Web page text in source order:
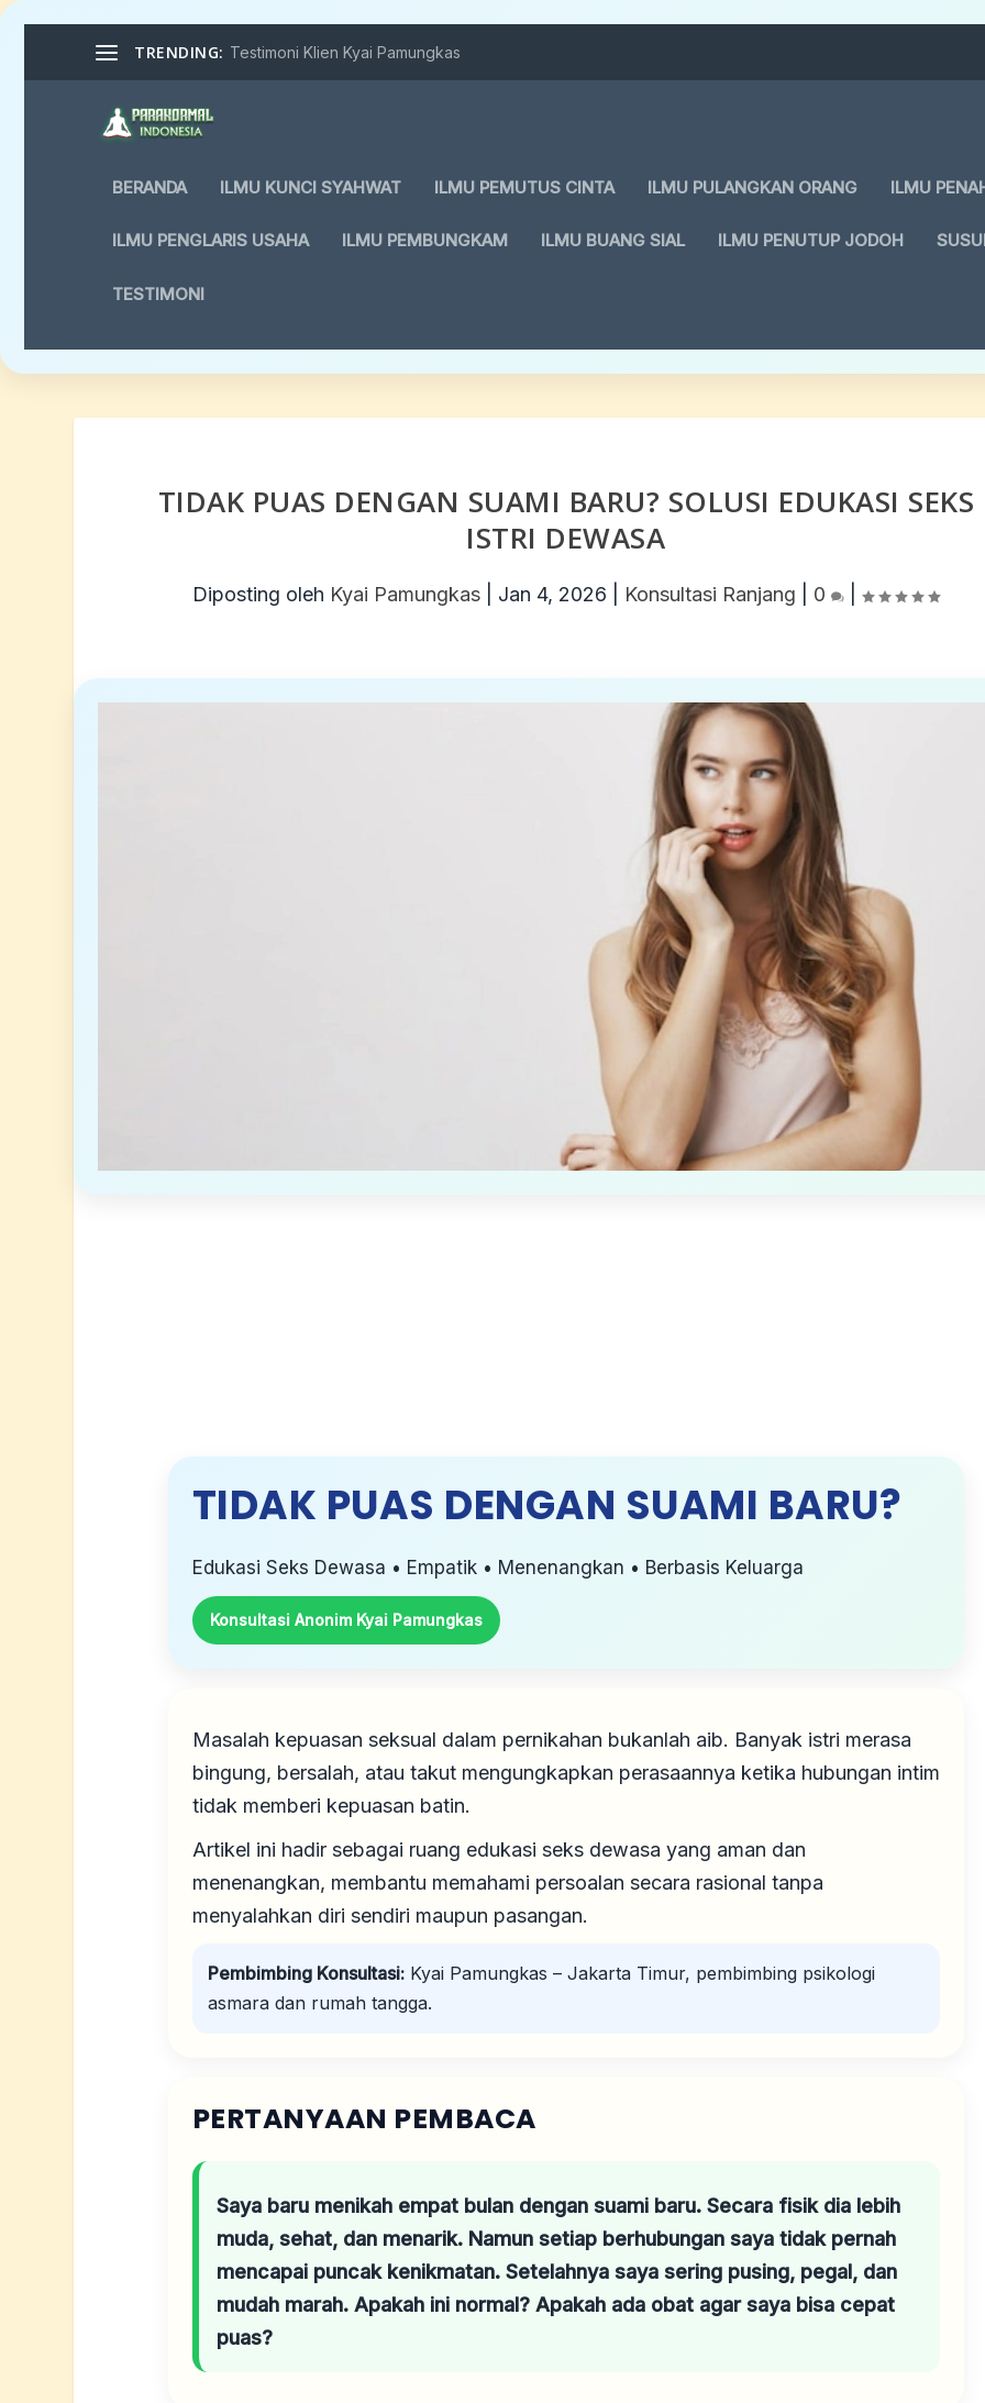
TRENDING: Testimoni Klien Kyai Pamungkas
BERANDA ILMU KUNCI SYAHWAT ILMU PEMUTUS CINTA ILMU PULANGKAN ORANG ILMU
ILMU PENGLARIS USAHA ILMU PEMBUNGKAM ILMU BUANG SIAL ILMU PENUTUP JODOH
TESTIMONI
TIDAK PUAS DENGAN SUAMI BARU? SOLUSI EDUKASI SEKS
ISTRI DEWASA
Diposting oleh Kyai Pamungkas Jan 4, 2026 Konsultasi Ranjang 0 |
TIDAK PUAS DENGAN SUAMI BARU?
Edukasi Seks Dewasa • Empatik • Menenangkan • Berbasis Keluarga
Konsultasi Anonim Kyai Pamungkas
Masalah kepuasan seksual dalam pernikahan bukanlah aib. Banyak istri merasa
bingung, bersalah, atau takut mengungkapkan perasaannya ketika hubungan intim
tidak memberi kepuasan batin.
Artikel ini hadir sebagai ruang edukasi seks dewasa yang aman dan
menenangkan, membantu memahami persoalan secara rasional tanpa
menyalahkan diri sendiri maupun pasangan.
Pembimbing Konsultasi:Kyai Pamungkas – Jakarta Timur, pembimbing psikologi
asmara dan rumah tangga.
PERTANYAAN PEMBACA
Saya baru menikah empat bulan dengan suami baru. Secara fisik dia lebih
muda, sehat, dan menarik. Namun setiap berhubungan saya tidak pernah
mencapai puncak kenikmatan. Setelahnya saya sering pusing, pegal, dan
mudah marah. Apakah ini normal? Apakah ada obat agar saya bisa cepat
puas?